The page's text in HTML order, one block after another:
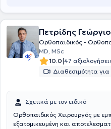
διεθνή και ελληνικά
από την Ελληνική Ορθοπαιδική
40 διεθνή επιστημονικά
σεμιναρίων και επιστημονικών
εξωτερικό.
Πετρίδης
Ορθοπαιδικός -
MD, MSc
10.0|47
Διαθεσιμότητα για
Σχετικά με τον ειδικό
Ορθοπαιδικός Χειρουργός με
εξατομικευμένη και